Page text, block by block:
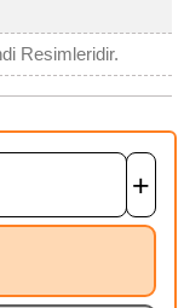
Resimleridir.
+